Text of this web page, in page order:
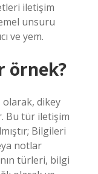
iletişim
unsuru
ve yem.
örnek?
olarak, dikey
Bu tür iletişim
Bilgileri
notlar
türleri, bilgi